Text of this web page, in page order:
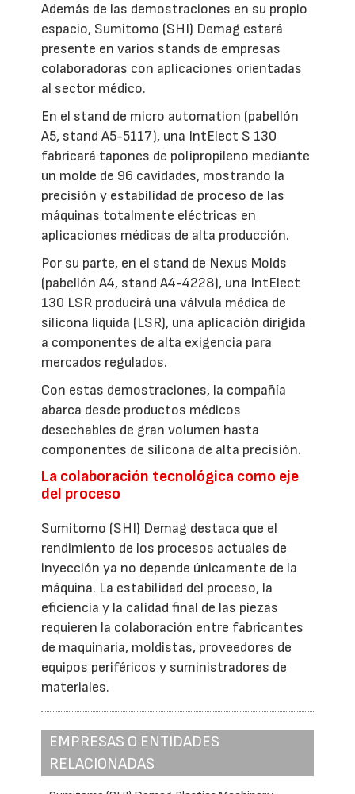
Además de las demostraciones en su propio
espacio, Sumitomo (SHI) Demag estará
presente en varios stands de empresas
colaboradoras con aplicaciones orientadas
al sector médico.
En el stand de micro automation (pabellón
A5, stand A5-5117), una IntElect S 130
fabricará tapones de polipropileno mediante
un molde de 96 cavidades, mostrando la
precisión y estabilidad de proceso de las
máquinas totalmente eléctricas en
aplicaciones médicas de alta producción.
Por su parte, en el stand de Nexus Molds
(pabellón A4, stand A4-4228), una IntElect
130 LSR producirá una válvula médica de
silicona líquida (LSR), una aplicación dirigida
a componentes de alta exigencia para
mercados regulados.
Con estas demostraciones, la compañía
abarca desde productos médicos
desechables de gran volumen hasta
componentes de silicona de alta precisión.
La colaboración tecnológica como eje
del proceso
Sumitomo (SHI) Demag destaca que el
rendimiento de los procesos actuales de
inyección ya no depende únicamente de la
máquina. La estabilidad del proceso, la
eficiencia y la calidad final de las piezas
requieren la colaboración entre fabricantes
de maquinaria, moldistas, proveedores de
equipos periféricos y suministradores de
materiales.
EMPRESAS O ENTIDADES
RELACIONADAS